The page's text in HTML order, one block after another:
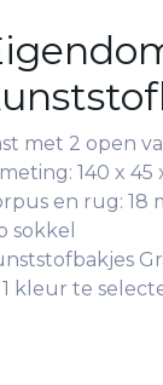
met 2 open
140 x 45
en rug: 18
sokkel
1 kleur te